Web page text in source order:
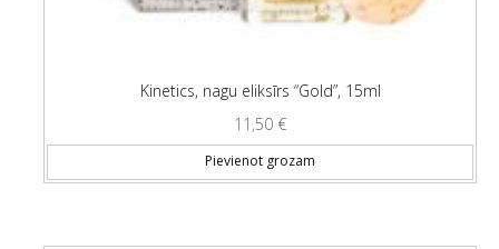
Kinetics, nagu eliksīrs “Gold”, 15ml
11,50 €
Pievienot grozam